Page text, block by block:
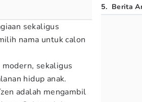
sekaligus
nama untuk calon
sekaligus
hidup anak.
adalah mengambil
5. Berita